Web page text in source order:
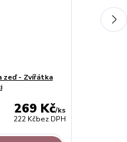
zeď - Zvířátka
269 Kč/ks
222 Kčbez DPH